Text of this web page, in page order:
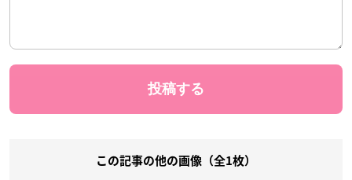
この記事の他の画像（全1枚）